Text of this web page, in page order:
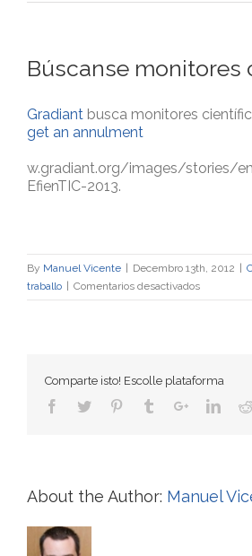
Búscanse monitores
Gradiant busca monitores
get an annulment
w.gradiant.org/images/stories/
EfienTIC-2013.
By Manuel Vicente Decembro 13th, 2012
traballo
Comentarios desactivadosen
Búscanse
Comparte isto! Escolle plataforma
About the Author: Manuel